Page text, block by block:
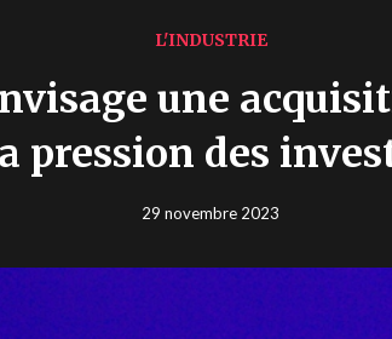
L'INDUSTRIE
une
pression des
29 novembre 2023